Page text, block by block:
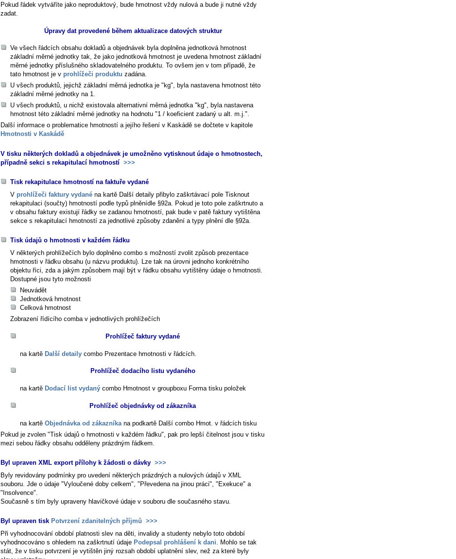
Pokud řádek vytváříte jako neproduktový, bude hmotnost vždy nulová a bude ji nutné vždy
zadat.
Úpravy dat provedené během aktualizace datových struktur
Ve všech řádcích obsahu dokladů a objednávek byla doplněna jednotková hmotnost
základní měrné jednotky tak, že jako jednotková hmotnost je uvedena hmotnost základní
měrné jednotky příslušného skladovatelného produktu. To ovšem jen v tom případě, že
tato hmotnost je v prohlížeči produktu zadána.
U všech produktů, jejichž základní měrná jednotka je "kg", byla nastavena hmotnost této
základní měrné jednotky na 1.
U všech produktů, u nichž existovala alternativní měrná jednotka "kg", byla nastavena
hmotnost této základní měrné jednotky na hodnotu "1 / koeficient zadaný u alt. m.j.".
Další informace o problematice hmotností a jejího řešení v Kaskádě se dočtete v kapitole
Hmotnosti v Kaskádě
V tisku některých dokladů a objednávek je umožněno vytisknout údaje o hmotnostech,
případně sekci s rekapitulací hmotností >>>
Tisk rekapitulace hmotností na faktuře vydané
V prohlížeči faktury vydané na kartě Další detaily přibylo zaškrtávací pole Tisknout
rekapitulaci (součty) hmotností podle typů plněnídle §92a . Pokud je toto pole zaškrtnuto a
v obsahu faktury existují řádky se zadanou hmotností, pak bude v patě faktury vytištěna
sekce s rekapitulací hmotností za jednotlivé způsoby zdanění a typy plnění dle §92a.
Tisk údajů o hmotnosti v každém řádku
V některých prohlížečích bylo doplněno combo s možností zvolit způsob prezentace
hmotnosti v řádku obsahu (u názvu produktu). Lze tak na úrovni jednoho konkrétního
objektu říci, zda a jakým způsobem mají být v řádku obsahu vytištěny údaje o hmotnosti.
Dostupné jsou tyto možnosti
Neuvádět
Jednotková hmotnost
Celková hmotnost
Zobrazení řídícího comba v jednotlivých prohlížečích
Prohlížeč faktury vydané
na kartě Další detaily combo Prezentace hmotnosti v řádcích
Prohlížeč dodacího listu vydaného
na kartě Dodací list vydaný combo Hmotnost v groupboxu Forma tisku položek
Prohlížeč objednávky od zákazníka
na kartě Objednávka od zákazníka na podkartě Další combo Hmot. v řádcích tisku
Pokud je zvolen "Tisk údajů o hmotnosti v každém řádku", pak pro lepší čitelnost jsou v tisku
mezi sebou řádky obsahu odděleny prázdným řádkem.
Byl upraven XML export přílohy k žádosti o dávky >>>
Byly revidovány podmínky pro uvedení některých prázdných a nulových údajů v XML
souboru. Jde o údaje "Vyloučené doby celkem", "Převedena na jinou práci", "Exekuce" a
"Insolvence".
Současně s tím byly upraveny hlavičkové údaje v souboru dle současného stavu.
Byl upraven tisk Potvrzení zdanitelných příjmů >>>
Při vyhodnocování období platnosti slev na děti, invalidy a studenty nebylo toto období
vyhodnocováno s ohledem na zaškrtnutí údaje Podepsal prohlášení k dani. Mohlo se tak
stát, že v tisku potvrzení je vytištěn jiný rozsah období uplatnění slev, než za které byly